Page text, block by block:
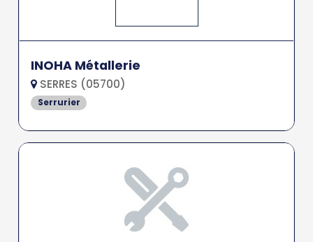
INOHA Métallerie
SERRES (05700)
Serrurier